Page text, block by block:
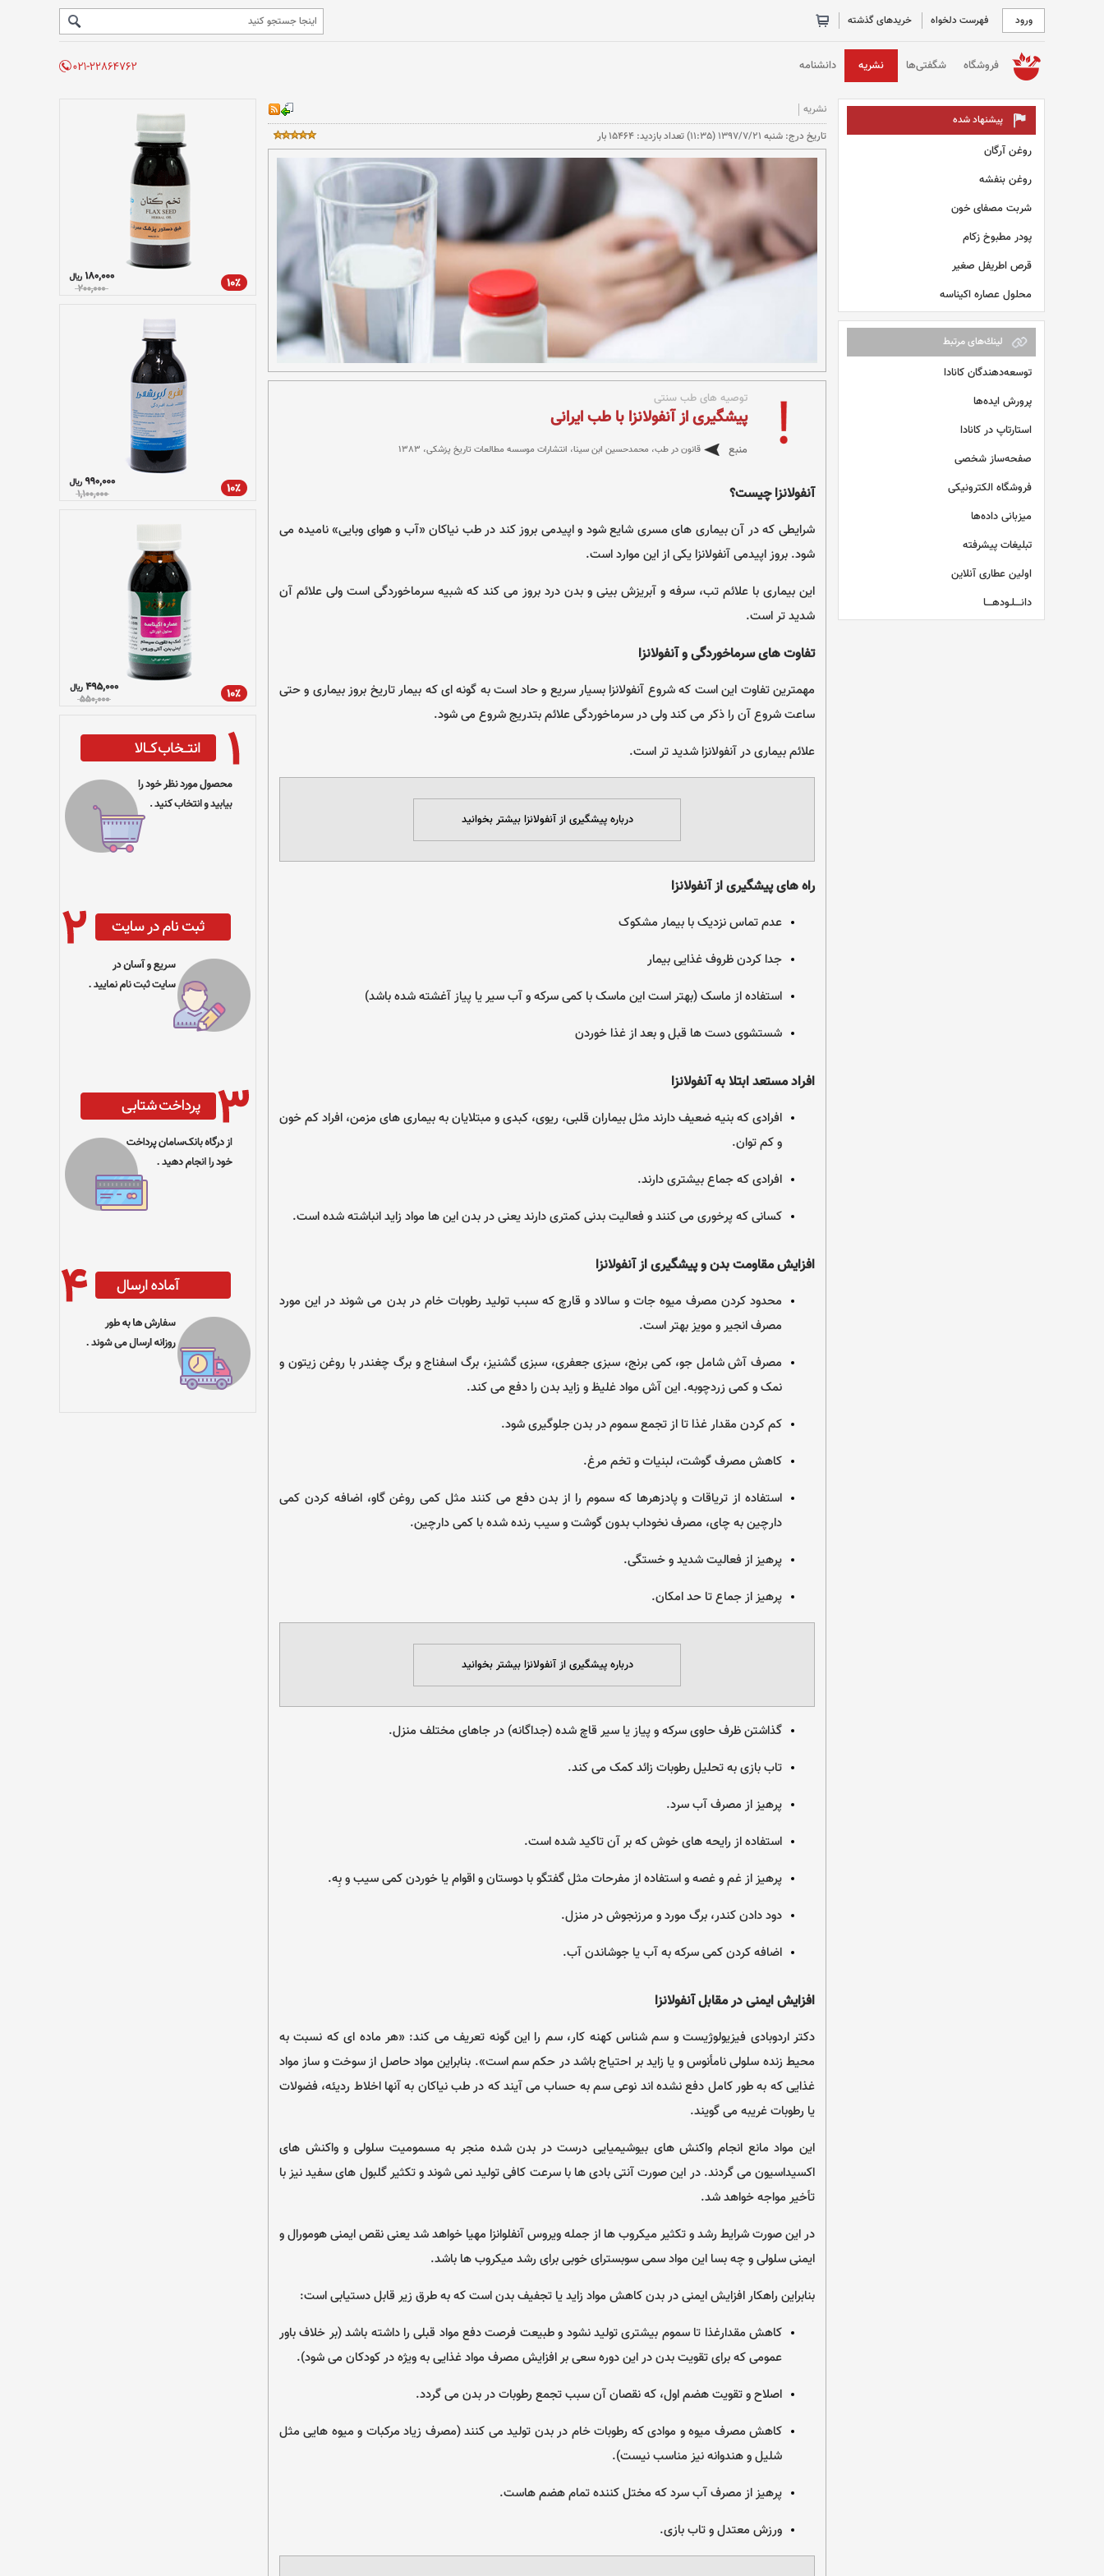
ورود فهرست دلخواه خریدهای گذشته
خانه فروشگاه شگفتی‌ها نشریه دانشنامه
پیشنهاد شده
روغن آرگان
روغن بنفشه
شربت مصفای خون
پودر مطبوخ زکام
قرص اطریفل صغیر
محلول عصاره اکیناسه
لينك‌های مرتبط
توسعه‌دهندگان کانادا
پرورش ایده‌ها
استارتاپ در کانادا
صفحه‌ساز شخصی
فروشگاه الکترونیکی
میزبانی داده‌ها
تبلیغات پیشرفته
اولین عطاری آنلاین
دانــــلـودهــــا
نشریه
تاريخ درج: شنبه 1397/7/21 (11:35) تعداد بازديد: 15464 بار
توصیه های طب سنتی
پیشگیری از آنفولانزا با طب ایرانی
منبع قانون در طب، محمدحسین ابن سینا، انتشارات موسسه مطالعات تاریخ پزشكی، ١٣٨٣
آنفولانزا چیست؟
شرایطی که در آن بیماری های مسری شایع شود و اپیدمی بروز کند در طب نیاکان «آب و هوای وبایی» نامیده می
شود. بروز اپیدمی آنفولانزا یکی از این موارد است.
این بیماری با علائم تب، سرفه و آبریزش بینی و بدن درد بروز می کند که شبیه سرماخوردگی است ولی علائم آن
شدید تر است.
تفاوت های سرماخوردگی و آنفولانزا
مهمترین تفاوت این است که شروع آنفولانزا بسیار سریع و حاد است به گونه ای که بیمار تاریخ بروز بیماری و حتی
ساعت شروع آن را ذکر می کند ولی در سرماخوردگی علائم بتدریج شروع می شود.
علائم بیماری در آنفولانزا شدید تر است.
درباره پیشگیری از آنفولانزا بیشتر بخوانید
راه های پیشگیری از آنفولانزا
عدم تماس نزدیک با بیمار مشکوک
جدا کردن ظروف غذایی بیمار
استفاده از ماسک (بهتر است این ماسک با کمی سرکه و آب سیر یا پیاز آغشته شده باشد)
شستشوی دست ها قبل و بعد از غذا خوردن
افراد مستعد ابتلا به آنفولانزا
افرادی که بنیه ضعیف دارند مثل بیماران قلبی، ریوی، کبدی و مبتلایان به بیماری های مزمن، افراد کم خون
و کم توان.
افرادی که جماع بیشتری دارند.
کسانی که پرخوری می کنند و فعالیت بدنی کمتری دارند یعنی در بدن این ها مواد زاید انباشته شده است.
افزایش مقاومت بدن و پیشگیری از آنفولانزا
محدود کردن مصرف میوه جات و سالاد و قارچ که سبب تولید رطوبات خام در بدن می شوند در این مورد
مصرف انجیر و مویز بهتر است.
مصرف آش شامل جو، کمی برنج، سبزی جعفری، سبزی گشنیز، برگ اسفناج و برگ چغندر با روغن زیتون و
نمک و کمی زردچوبه. این آش مواد غلیظ و زاید بدن را دفع می کند.
کم کردن مقدار غذا تا از تجمع سموم در بدن جلوگیری شود.
کاهش مصرف گوشت، لبنیات و تخم مرغ.
استفاده از تریاقات و پادزهرها که سموم را از بدن دفع می کنند مثل کمی روغن گاو، اضافه کردن کمی
دارچین به چای، مصرف نخوداب بدون گوشت و سیب رنده شده با کمی دارچین.
پرهیز از فعالیت شدید و خستگی.
پرهیز از جماع تا حد امکان.
درباره پیشگیری از آنفولانزا بیشتر بخوانید
گذاشتن ظرف حاوی سرکه و پیاز یا سیر قاچ شده (جداگانه) در جاهای مختلف منزل.
تاب بازی به تحلیل رطوبات زائد کمک می کند.
پرهیز از مصرف آب سرد.
استفاده از رایحه های خوش که بر آن تاکید شده است.
پرهیز از غم و غصه و استفاده از مفرحات مثل گفتگو با دوستان و اقوام یا خوردن کمی سیب و بِه.
دود دادن کندر، برگ مورد و مرزنجوش در منزل.
اضافه کردن کمی سرکه به آب یا جوشاندن آب.
افزایش ایمنی در مقابل آنفولانزا
دکتر اردوبادی فیزیولوژیست و سم شناس کهنه کار، سم را این گونه تعریف می کند: «هر ماده ای که نسبت به
محیط زنده سلولی نامأنوس و یا زاید بر احتیاج باشد در حکم سم است». بنابراین مواد حاصل از سوخت و ساز مواد
غذایی که به طور کامل دفع نشده اند نوعی سم به حساب می آیند که در طب نیاکان به آنها اخلاط ردیئه، فضولات
یا رطوبات غریبه می گویند.
این مواد مانع انجام واکنش های بیوشیمیایی درست در بدن شده منجر به مسمومیت سلولی و واکنش های
اکسیداسیون می گردند. در این صورت آنتی بادی ها با سرعت کافی تولید نمی شوند و تکثیر گلبول های سفید نیز با
تأخیر مواجه خواهد شد.
در این صورت شرایط رشد و تکثیر میکروب ها از جمله ویروس آنفلوانزا مهیا خواهد شد یعنی نقص ایمنی هومورال و
ایمنی سلولی و چه بسا این مواد سمی سوبسترای خوبی برای رشد میکروب ها باشد.
بنابراین راهکار افزایش ایمنی در بدن کاهش مواد زاید یا تجفیف بدن است که به طرق زیر قابل دستیابی است:
کاهش مقدارغذا تا سموم بیشتری تولید نشود و طبیعت فرصت دفع مواد قبلی را داشته باشد (بر خلاف باور
عمومی که برای تقویت بدن در این دوره سعی بر افزایش مصرف مواد غذایی به ویژه در کودکان می شود).
اصلاح و تقویت هضم اول، که نقصان آن سبب تجمع رطوبات در بدن می گردد.
کاهش مصرف میوه و موادی که رطوبات خام در بدن تولید می کنند (مصرف زیاد مرکبات و میوه هایی مثل
شلیل و هندوانه نیز مناسب نیست).
پرهیز از مصرف آب سرد که مختل کننده تمام هضم هاست.
ورزش معتدل و تاب بازی.